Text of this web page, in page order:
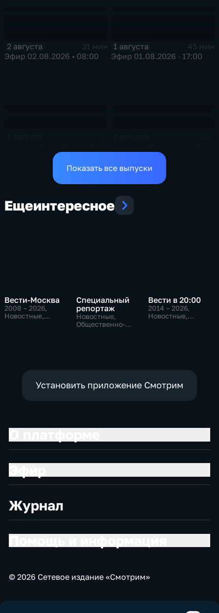
2 августа
31 мин
Эфир 02.08.2026 • 08:00
1 августа
45 мин
Эфир 01.08.2026 · 17:00
Показать все выпуски
Ещеинтересное
Вести-Москва
2008 – 2026,
Новостные,
Специальный
репортаж
Новостные,
Общественно-
Вести в 20:00
2014 – 2026,
Новостные,
Установить приложение Смотрим
Журнал
© 2026 Сетевое издание «Смотрим»